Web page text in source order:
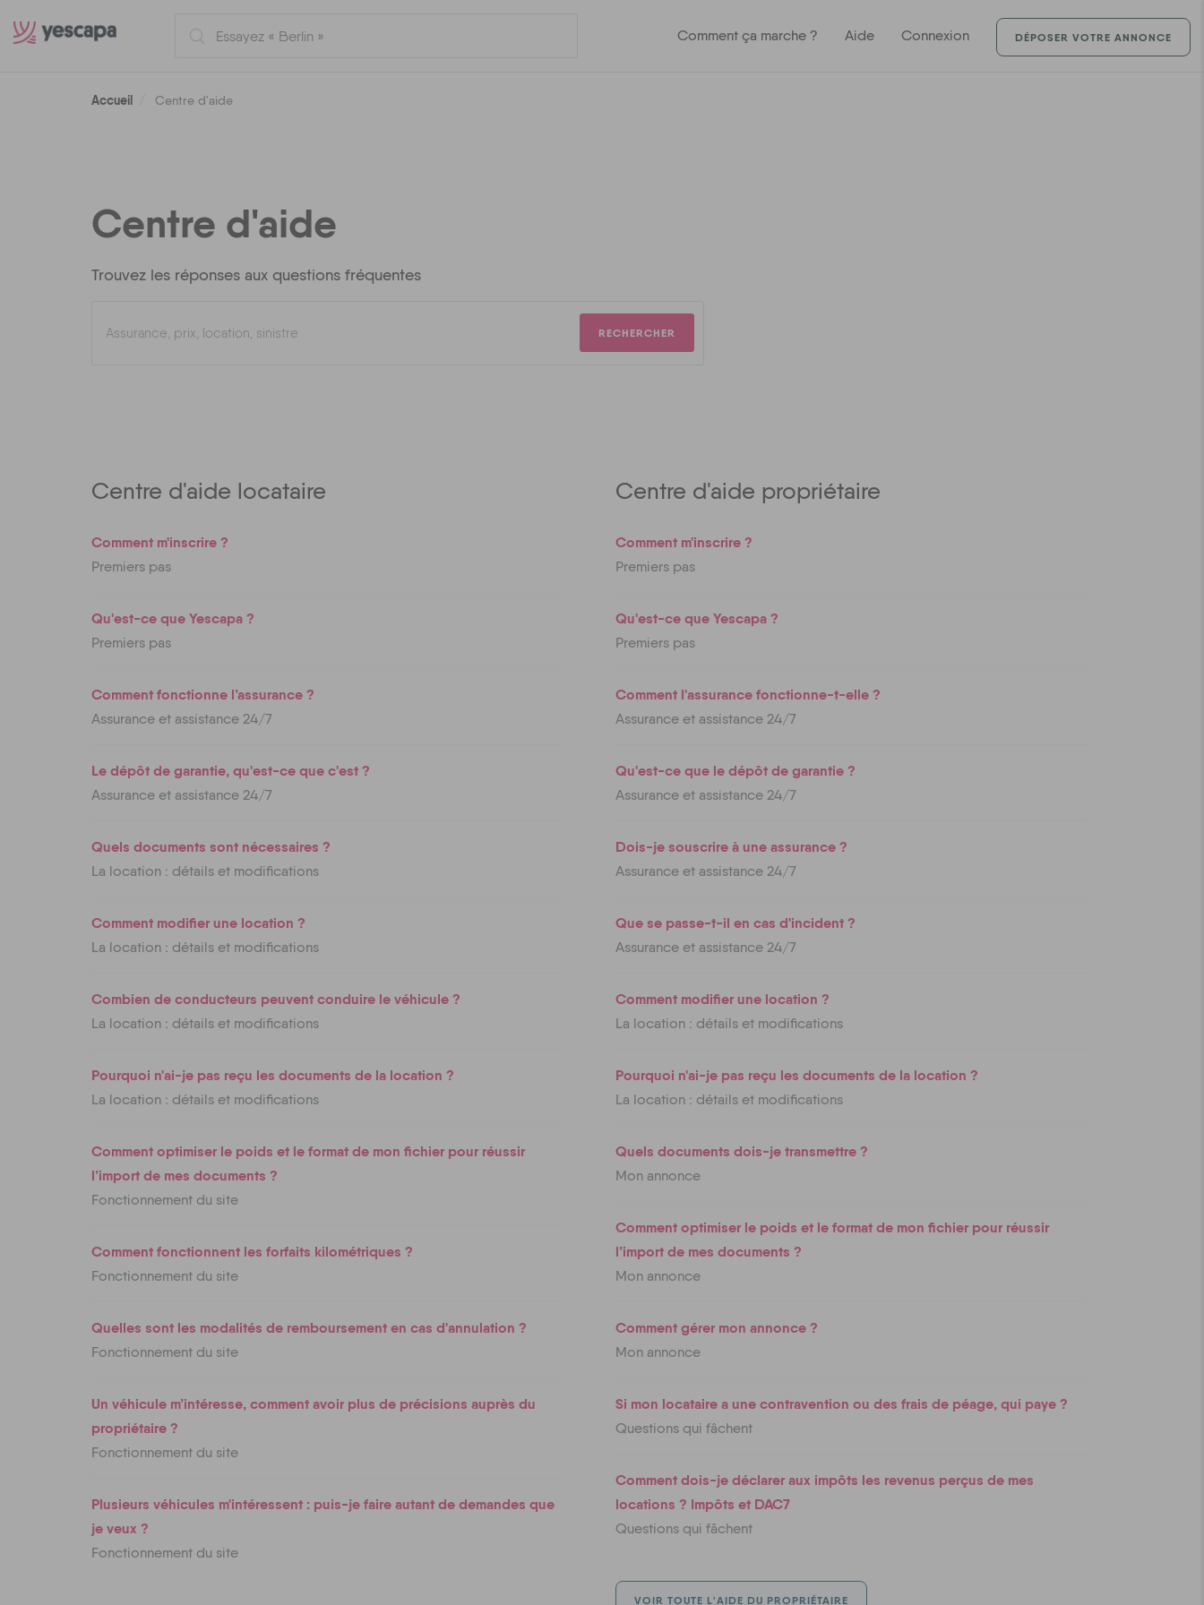
Comment ça marche ? Aide Connexion DÉPOSER VOTRE ANNONCE
Accueil Centre d'aide
Centre d'aide
Trouvez les réponses aux questions fréquentes
RECHERCHER
Centre d'aide locataire
Comment m'inscrire ?
Premiers pas
Qu'est-ce que Yescapa ?
Premiers pas
Comment fonctionne l’assurance ?
Assurance et assistance 24/7
Le dépôt de garantie, qu'est-ce que c'est ?
Assurance et assistance 24/7
Quels documents sont nécessaires ?
La location : détails et modifications
Comment modifier une location ?
La location : détails et modifications
Combien de conducteurs peuvent conduire le véhicule ?
La location : détails et modifications
Pourquoi n'ai-je pas reçu les documents de la location ?
La location : détails et modifications
Comment optimiser le poids et le format de mon fichier pour réussir
l’import de mes documents ?
Fonctionnement du site
Comment fonctionnent les forfaits kilométriques ?
Fonctionnement du site
Quelles sont les modalités de remboursement en cas d'annulation ?
Fonctionnement du site
Un véhicule m’intéresse, comment avoir plus de précisions auprès du
propriétaire ?
Fonctionnement du site
Plusieurs véhicules m'intéressent : puis-je faire autant de demandes que
je veux ?
Fonctionnement du site
Centre d'aide propriétaire
Comment m'inscrire ?
Premiers pas
Qu'est-ce que Yescapa ?
Premiers pas
Comment l'assurance fonctionne-t-elle ?
Assurance et assistance 24/7
Qu'est-ce que le dépôt de garantie ?
Assurance et assistance 24/7
Dois-je souscrire à une assurance ?
Assurance et assistance 24/7
Que se passe-t-il en cas d'incident ?
Assurance et assistance 24/7
Comment modifier une location ?
La location : détails et modifications
Pourquoi n'ai-je pas reçu les documents de la location ?
La location : détails et modifications
Quels documents dois-je transmettre ?
Mon annonce
Comment optimiser le poids et le format de mon fichier pour réussir
l’import de mes documents ?
Mon annonce
Comment gérer mon annonce ?
Mon annonce
Si mon locataire a une contravention ou des frais de péage, qui paye ?
Questions qui fâchent
Comment dois-je déclarer aux impôts les revenus perçus de mes
locations ? Impôts et DAC7
Questions qui fâchent
VOIR TOUTE L'AIDE DU PROPRIÉTAIRE